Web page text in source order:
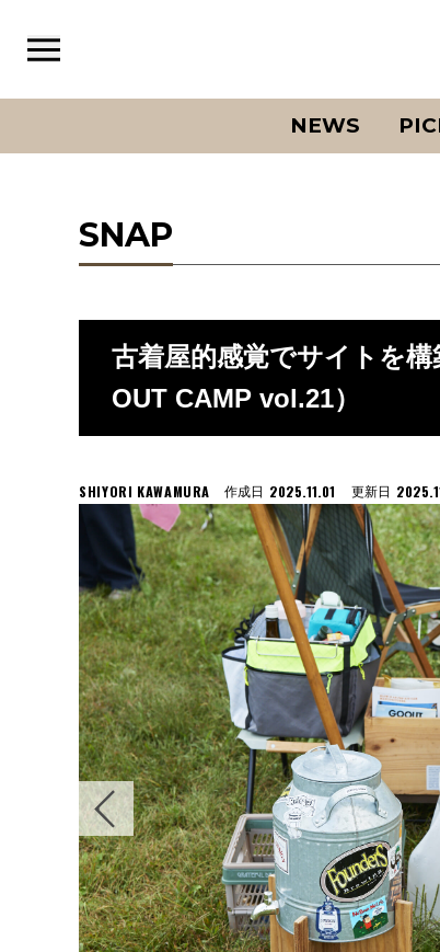
NEWS
SNAP
古着屋的感覚でサイトを
OUT CAMP vol.21）
SHIYORI KAWAMURA 作成日 2025.11.01 更新日